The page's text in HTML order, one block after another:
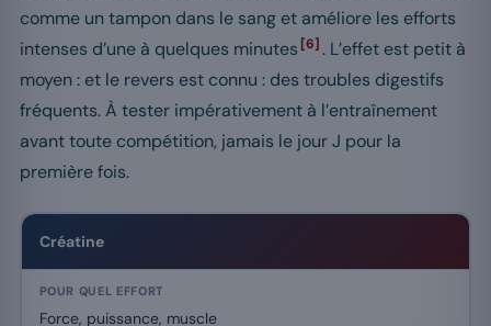
comme un tampon dans le sang et améliore les efforts
intenses d’une à quelques minutes [6]. L’effet est petit à
moyen : et le revers est connu : des troubles digestifs
fréquents. À tester impérativement à l’entraînement
avant toute compétition, jamais le jour J pour la
première fois.
Créatine
Force, puissance, muscle